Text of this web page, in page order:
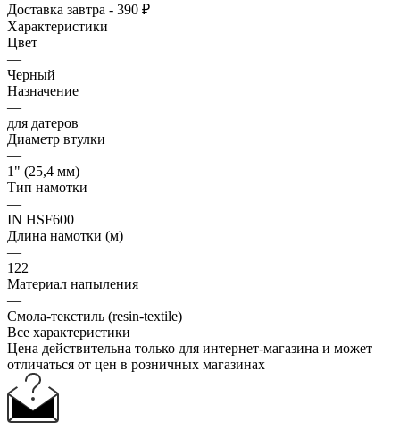
Доставка завтра - 390 ₽
Характеристики
Цвет
—
Черный
Назначение
—
для датеров
Диаметр втулки
—
1" (25,4 мм)
Тип намотки
—
IN HSF600
Длина намотки (м)
—
122
Материал напыления
—
Смола-текстиль (resin-textile)
Все характеристики
Цена действительна только для интернет-магазина и может
отличаться от цен в розничных магазинах